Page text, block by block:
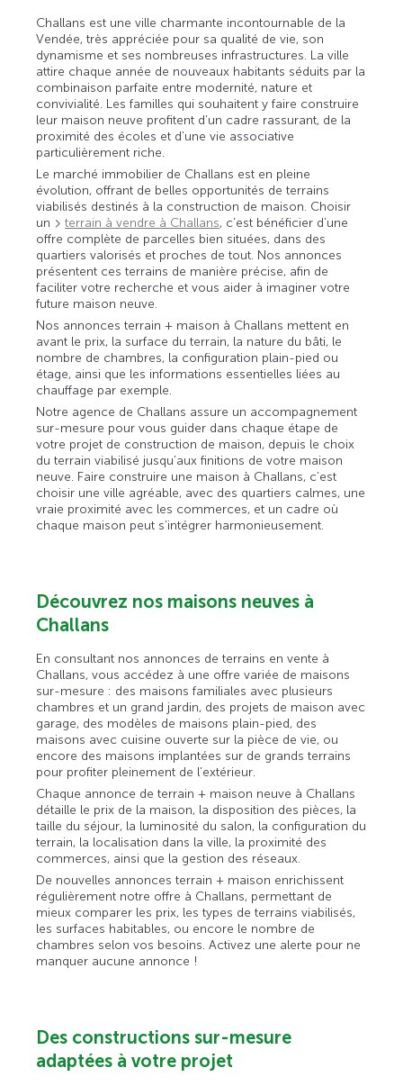
Challans est une ville charmante incontournable de la
Vendée, très appréciée pour sa qualité de vie, son
dynamisme et ses nombreuses infrastructures. La ville
attire chaque année de nouveaux habitants séduits par la
combinaison parfaite entre modernité, nature et
convivialité. Les familles qui souhaitent y faire construire
leur maison neuve profitent d’un cadre rassurant, de la
proximité des écoles et d’une vie associative
particulièrement riche.
Le marché immobilier de Challans est en pleine
évolution, offrant de belles opportunités de terrains
viabilisés destinés à la construction de maison. Choisir
un
terrain à vendre à Challans, c’est bénéficier d’une
offre complète de parcelles bien situées, dans des
quartiers valorisés et proches de tout. Nos annonces
présentent ces terrains de manière précise, afin de
faciliter votre recherche et vous aider à imaginer votre
future maison neuve.
Nos annonces terrain + maison à Challans mettent en
avant le prix, la surface du terrain, la nature du bâti, le
nombre de chambres, la configuration plain-pied ou
étage, ainsi que les informations essentielles liées au
chauffage par exemple.
Notre agence de Challans assure un accompagnement
sur-mesure pour vous guider dans chaque étape de
votre projet de construction de maison, depuis le choix
du terrain viabilisé jusqu’aux finitions de votre maison
neuve. Faire construire une maison à Challans, c’est
choisir une ville agréable, avec des quartiers calmes, une
vraie proximité avec les commerces, et un cadre où
chaque maison peut s’intégrer harmonieusement.
Découvrez nos maisons neuves à
Challans
En consultant nos annonces de terrains en vente à
Challans, vous accédez à une offre variée de maisons
sur-mesure : des maisons familiales avec plusieurs
chambres et un grand jardin, des projets de maison avec
garage, des modèles de maisons plain-pied, des
maisons avec cuisine ouverte sur la pièce de vie, ou
encore des maisons implantées sur de grands terrains
pour profiter pleinement de l’extérieur.
Chaque annonce de terrain + maison neuve à Challans
détaille le prix de la maison, la disposition des pièces, la
taille du séjour, la luminosité du salon, la configuration du
terrain, la localisation dans la ville, la proximité des
commerces, ainsi que la gestion des réseaux.
De nouvelles annonces terrain + maison enrichissent
régulièrement notre offre à Challans, permettant de
mieux comparer les prix, les types de terrains viabilisés,
les surfaces habitables, ou encore le nombre de
chambres selon vos besoins. Activez une alerte pour ne
manquer aucune annonce !
Des constructions sur-mesure
adaptées à votre projet